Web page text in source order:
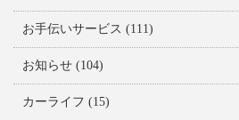
お手伝いサービス (111)
お知らせ (104)
カーライフ (15)